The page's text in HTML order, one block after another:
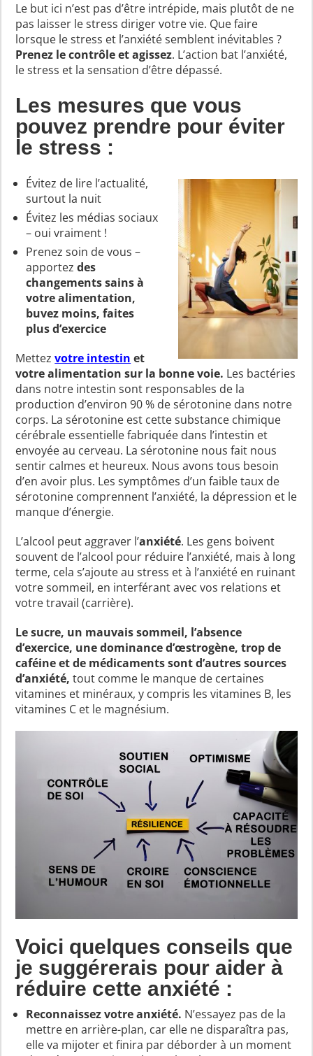
Le but ici n’est pas d’être intrépide, mais plutôt de ne
pas laisser le stress diriger votre vie. Que faire
lorsque le stress et l’anxiété semblent inévitables ?
Prenez le contrôle et agissez. L’action bat l’anxiété,
le stress et la sensation d’être dépassé.
Les mesures que vous
pouvez prendre pour éviter
le stress :
Évitez de lire l’actualité,
surtout la nuit
Évitez les médias sociaux
– oui vraiment !
Prenez soin de vous –
apportezdes
changements sains à
votre alimentation,
buvez moins, faites
plus d’exercice
Mettezvotre intestin et
votre alimentation sur la bonne voie. Les bactéries
dans notre intestin sont responsables de la
production d’environ 90 % de sérotonine dans notre
corps. La sérotonine est cette substance chimique
cérébrale essentielle fabriquée dans l’intestin et
envoyée au cerveau. La sérotonine nous fait nous
sentir calmes et heureux. Nous avons tous besoin
d’en avoir plus. Les symptômes d’un faible taux de
sérotonine comprennent l’anxiété, la dépression et le
manque d’énergie.
L’alcool peut aggraver l’anxiété. Les gens boivent
souvent de l’alcool pour réduire l’anxiété, mais à long
terme, cela s’ajoute au stress et à l’anxiété en ruinant
votre sommeil, en interférant avec vos relations et
votre travail (carrière).
Le sucre, un mauvais sommeil, l’absence
d’exercice, une dominance d’œstrogène, trop de
caféine et de médicaments sont d’autres sources
d’anxiété,tout comme le manque de certaines
vitamines et minéraux, y compris les vitamines B, les
vitamines C et le magnésium.
Voici quelques conseils que
je suggérerais pour aider à
réduire cette anxiété :
Reconnaissez votre anxiété. N’essayez pas de la
mettre en arrière-plan, car elle ne disparaîtra pas,
elle va mijoter et finira par déborder à un moment